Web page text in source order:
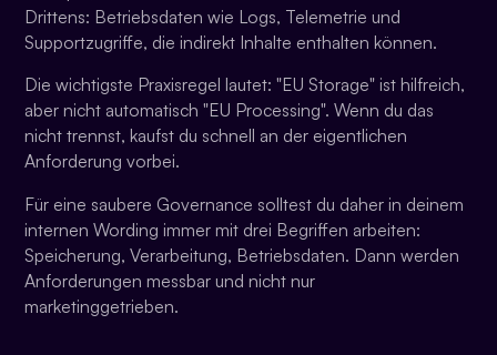
Drittens: Betriebsdaten wie Logs, Telemetrie und
Supportzugriffe, die indirekt Inhalte enthalten können.
Die wichtigste Praxisregel lautet: "EU Storage" ist hilfreich,
aber nicht automatisch "EU Processing". Wenn du das
nicht trennst, kaufst du schnell an der eigentlichen
Anforderung vorbei.
Für eine saubere Governance solltest du daher in deinem
internen Wording immer mit drei Begriffen arbeiten:
Speicherung, Verarbeitung, Betriebsdaten. Dann werden
Anforderungen messbar und nicht nur
marketinggetrieben.